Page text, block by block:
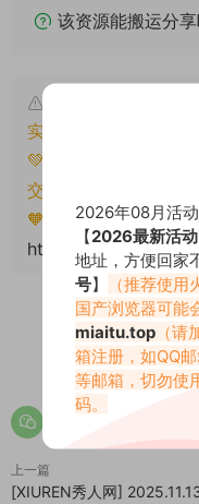
该资源能搬运分享
本文资源仅供个
实将封禁账号权限！
💚本文资源均来源网
交工单处理。
🧡转载请注明出处！
https://
上一篇
[XIUREN秀人网]
2026年08月活
【2026最新活动
地址，方便回家
号】
（推荐使
国产浏览器可能
miaitu.top （
箱注册，如QQ
等邮箱，切勿使
码。